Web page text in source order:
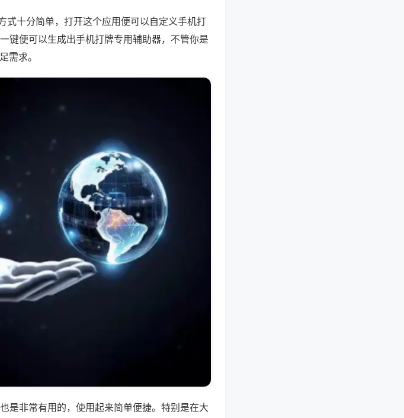
式十分简单，打开这个应用便可以自定义手机打
键便可以生成出手机打牌专用辅助器，不管你是
需求。
是非常有用的，使用起来简单便捷。特别是在大